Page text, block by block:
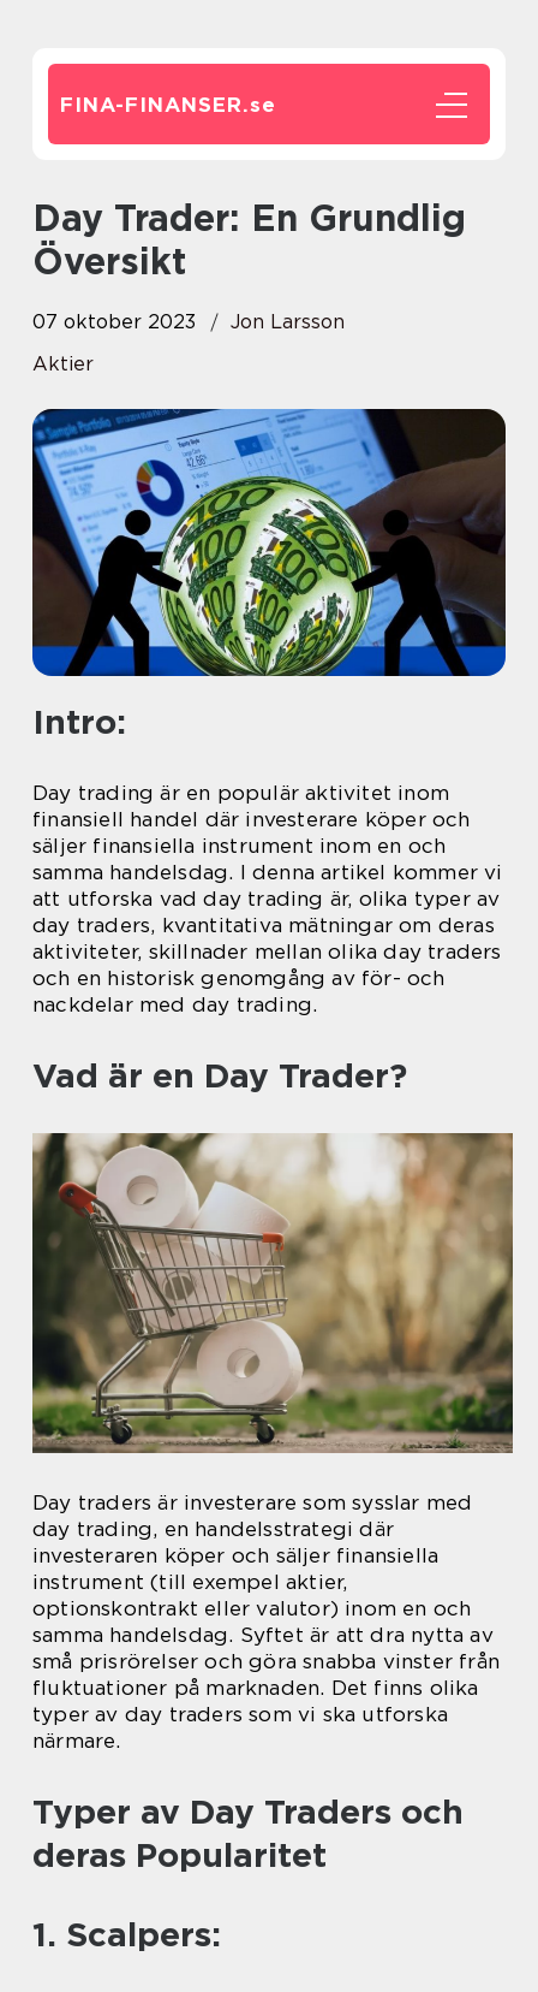
FINA-FINANSER.se
Day Trader: En Grundlig
Översikt
07 oktober 2023
Jon Larsson
Aktier
Intro:
Day trading är en populär aktivitet inom
finansiell handel där investerare köper och
säljer finansiella instrument inom en och
samma handelsdag. I denna artikel kommer vi
att utforska vad day trading är, olika typer av
day traders, kvantitativa mätningar om deras
aktiviteter, skillnader mellan olika day traders
och en historisk genomgång av för- och
nackdelar med day trading.
Vad är en Day Trader?
Day traders är investerare som sysslar med
day trading, en handelsstrategi där
investeraren köper och säljer finansiella
instrument (till exempel aktier,
optionskontrakt eller valutor) inom en och
samma handelsdag. Syftet är att dra nytta av
små prisrörelser och göra snabba vinster från
fluktuationer på marknaden. Det finns olika
typer av day traders som vi ska utforska
närmare.
Typer av Day Traders och
deras Popularitet
1. Scalpers: